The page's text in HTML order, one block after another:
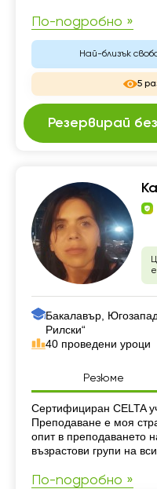
По-подробно »
Най-близък
5
Резервирай
Бакалавър,
Рилски“
40 проведени уроци
Резюме
Резюме
Сертифициран CELTA
Преподаване е моя
опит в преподаването
възрастови групи на
По-подробно »